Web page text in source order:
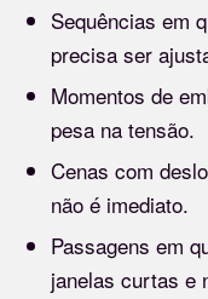
Sequências em
precisa ser
Momentos de
pesa na tensão.
Cenas com
não é imediato.
Passagens em
janelas curtas e